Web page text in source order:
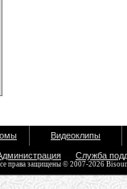
Видеоклипы
Служба
права защищены © 2007-2026